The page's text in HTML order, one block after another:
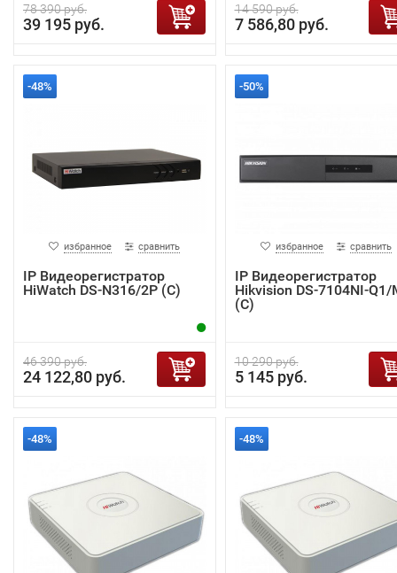
78 390 руб.
39 195 руб.
14 590 руб.
7 586,80 руб.
-48%
избранное сравнить
IP Видеорегистратор
HiWatch DS-N316/2P (C)
46 390 руб.
24 122,80 руб.
-50%
избранное сравнить
IP Видеорегистратор
Hikvision DS-7104NI-Q1/
(C)
10 290 руб.
5 145 руб.
-48% -48%